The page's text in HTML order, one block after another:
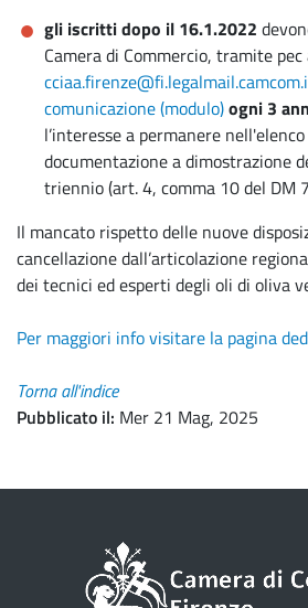
gli iscritti dopo il 16.1.2022
Camera di Commercio, tramite
comunicazione (modulo)ogni 3
l’interesse a permanere
documentazione a dimostrazione
triennio (art. 4, comma 10 del DM
Il mancato rispetto delle nuove
cancellazione dall’articolazione
dei tecnici ed esperti degli oli di oliva
Per maggiori info visitare la pagina
Torna all'indice
Pubblicato il Mer 21 Mag, 2025